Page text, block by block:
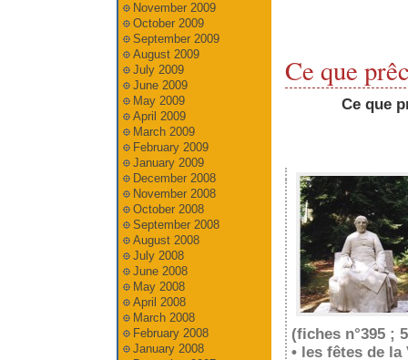
Ce que
Ce que
(fiches n°395 ;
• les fêtes de
November 2009
October 2009
September 2009
August 2009
July 2009
June 2009
May 2009
April 2009
March 2009
February 2009
January 2009
December 2008
November 2008
October 2008
September 2008
August 2008
July 2008
June 2008
May 2008
April 2008
March 2008
February 2008
January 2008